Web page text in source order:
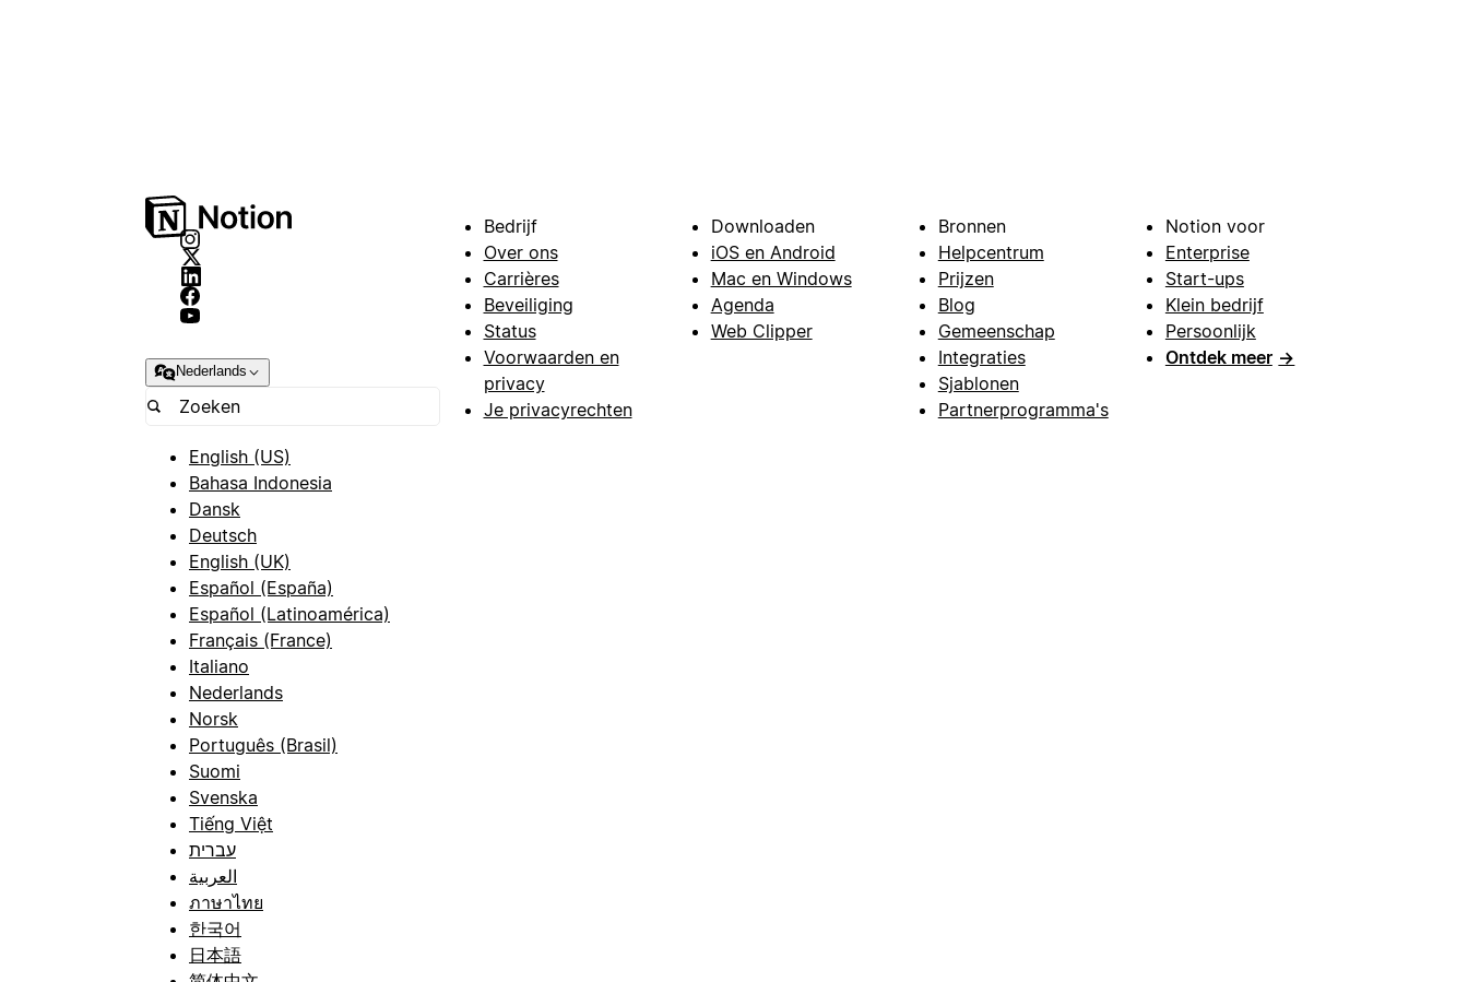
Nederlands
English (US)
Bahasa Indonesia
Dansk
Deutsch
English (UK)
Español (España)
Español (Latinoamérica)
Français (France)
Italiano
Nederlands
Norsk
Português (Brasil)
Suomi
Svenska
Tiếng Việt
עברית
العربية
ภาษาไทย
한국어
日本語
Bedrijf
Over ons
Carrières
Beveiliging
Status
Voorwaarden en
privacy
Je privacyrechten
Downloaden
iOS en Android
Mac en Windows
Agenda
Web Clipper
Bronnen
Helpcentrum
Prijzen
Blog
Gemeenschap
Integraties
Sjablonen
Partnerprogramma's
Notion voor
Enterprise
Start-ups
Klein bedrijf
Persoonlijk
Ontdek meer →